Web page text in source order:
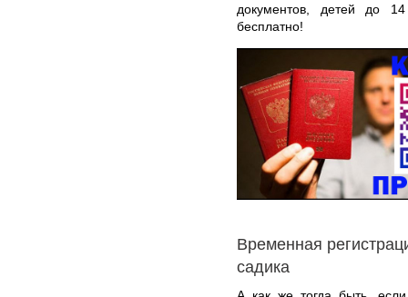
документов, детей до
бесплатно!
Временная
садика